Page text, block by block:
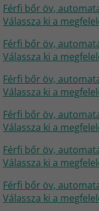
Férfi bőr öv,
Válassza ki a
Férfi bőr öv,
Válassza ki a
Férfi bőr öv,
Válassza ki a
Férfi bőr öv,
Válassza ki a
Férfi bőr öv,
Válassza ki a
Férfi bőr öv,
Válassza ki a